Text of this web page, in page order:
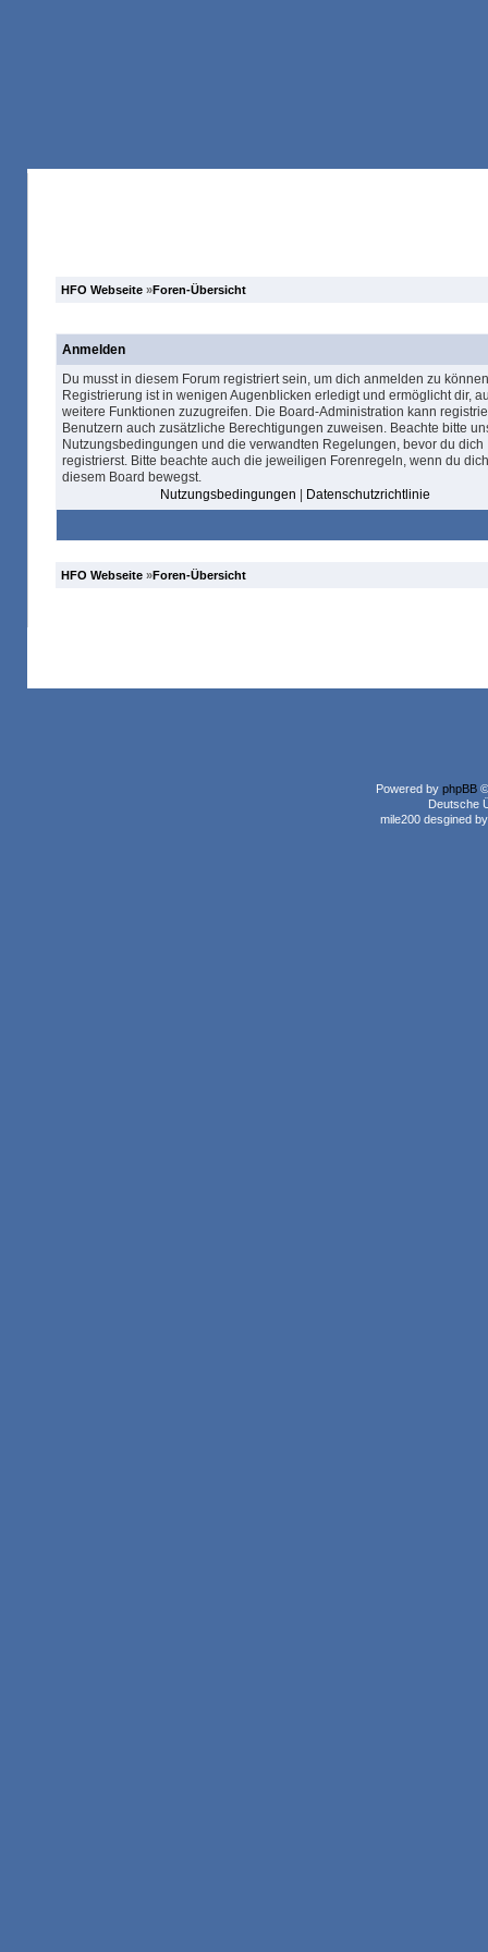
HFO Webseite »Foren-Übersicht
Anmelden
Du musst in diesem Forum registriert sein, um dich anmelden zu
Registrierung ist in wenigen Augenblicken erledigt und ermöglicht dir,
weitere Funktionen zuzugreifen. Die Board-Administration kann
Benutzern auch zusätzliche Berechtigungen zuweisen. Beachte bitte
Nutzungsbedingungen und die verwandten Regelungen, bevor du dich
registrierst. Bitte beachte auch die jeweiligen Forenregeln, wenn du
diesem Board bewegst.
Nutzungsbedingungen
Datenschutzrichtlinie
HFO Webseite »Foren-Übersicht
Powered by phpBB
Deutsche
mile200 desgined